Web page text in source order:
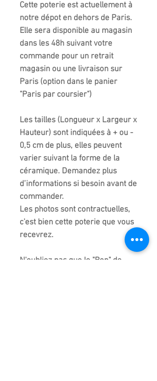
Cette poterie est actuellement à
notre dépot en dehors de Paris.
Elle sera disponible au magasin
dans les 48h suivant votre
commande pour un retrait
magasin ou une livraison sur
Paris (option dans le panier
"Paris par coursier")
Les tailles (Longueur x Largeur x
Hauteur) sont indiquées à + ou -
0,5 cm de plus, elles peuvent
varier suivant la forme de la
céramique. Demandez plus
d’informations si besoin avant de
commander.
Les photos sont contractuelles,
c'est bien cette poterie que vous
recevrez.
N'oubliez pas que le "Bon" de